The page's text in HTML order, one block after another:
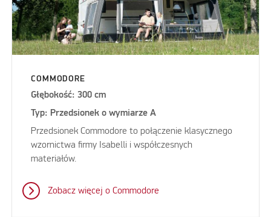
COMMODORE
Głębokość: 300 cm
Typ: Przedsionek o wymiarze A
Przedsionek Commodore to połączenie klasycznego
wzornictwa firmy Isabelli i współczesnych
materiałów.
Zobacz więcej o Commodore